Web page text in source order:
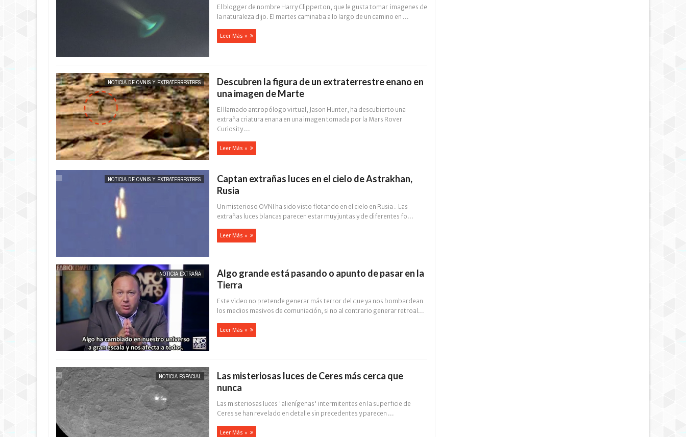
El blogger de nombre Harry Clipperton, que le gusta tomar imagenes de
la naturaleza dijo. El martes caminaba a lo largo de un camino en ...
Leer Más »
NOTICIA DE OVNIS Y EXTRATERRESTRES
Descubren la figura de un extraterrestre enano en
una imagen de Marte
El llamado antropólogo virtual, Jason Hunter, ha descubierto una
extraña criatura enana en una imagen tomada por la Mars Rover
Curiosity ...
Leer Más »
NOTICIA DE OVNIS Y EXTRATERRESTRES
Captan extrañas luces en el cielo de Astrakhan,
Rusia
Un misterioso OVNI ha sido visto flotando en el cielo en Rusia . Las
extrañas luces blancas parecen estar muy juntas y de diferentes fo...
Leer Más »
NOTICIA EXTRAÑA
Algo grande está pasando o apunto de pasar en la
Tierra
Este video no pretende generar más terror del que ya nos bombardean
los medios masivos de comuniación, si no al contrario generar retroal...
Leer Más »
NOTICIA ESPACIAL
Las misteriosas luces de Ceres más cerca que
nunca
Las misteriosas luces 'alienígenas' intermitentes en la superficie de
Ceres se han revelado en detalle sin precedentes y parecen ...
Leer Más »